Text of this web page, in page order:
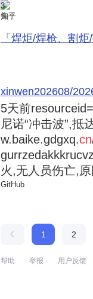
3
知乎
「焊炬/焊枪、割
xinwen202608/
5天前
尼诺“冲击波”,
w.baike.gdgxq.cn
火,无人员伤亡,
GitHub
1 2
帮助 举报 用户反馈